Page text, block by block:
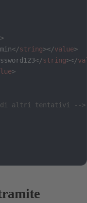
>
</string></value>
</string></
>
di altri tentativi -->